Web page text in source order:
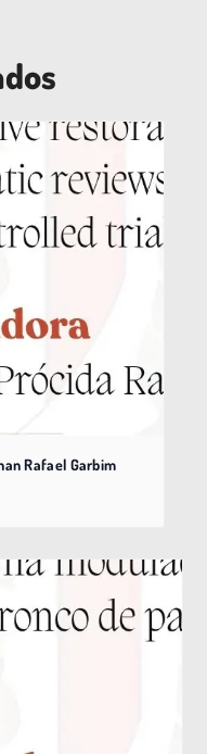
Rafael Garbim